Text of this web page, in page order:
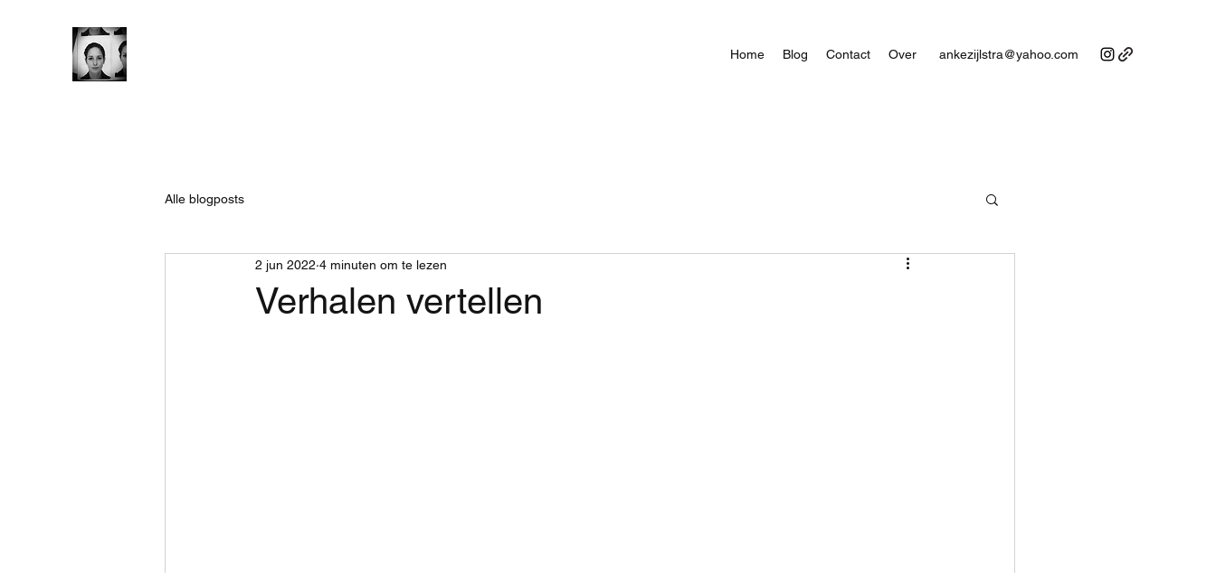
Home Blog Contact Over ankezijlstra@yahoo.com
Alle blogposts
Verhalen vertellen
2 jun 2022 4 minuten om te lezen